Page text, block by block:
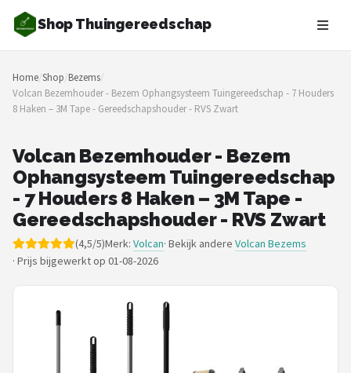
Shop Thuingereedschap
Zoeken
NAVIGATIE
Shop
Merken
Blog
Borderplanten
Grasmaaiers
Hogedrukreinigers
Grastrimmers
Home/Shop/Bezems/
Volcan Bezemhouder - Bezem Ophangsysteem Tuingereedschap - 7 Houders
8 Haken – 3M Tape - Gereedschapshouder - RVS Zwart
Volcan Bezemhouder - Bezem
Ophangsysteem Tuingereedschap
- 7 Houders 8 Haken – 3M Tape -
Gereedschapshouder - RVS Zwart
(4,5/5)Merk: Volcan· Bekijk andere Volcan Bezems
· Prijs bijgewerkt op 01-08-2026